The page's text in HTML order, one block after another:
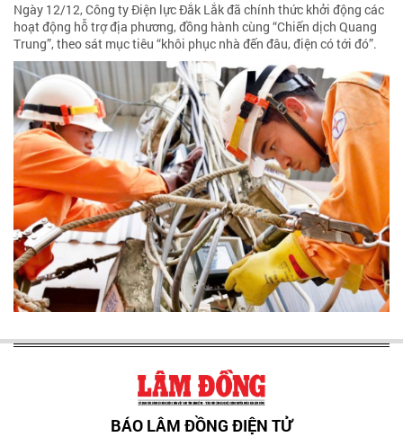
Ngày 12/12, Công ty Điện lực Đắk Lắk đã chính thức khởi động các
hoạt động hỗ trợ địa phương, đồng hành cùng “Chiến dịch Quang
Trung”, theo sát mục tiêu “khôi phục nhà đến đâu, điện có tới đó”.
BÁO LÂM ĐỒNG ĐIỆN TỬ